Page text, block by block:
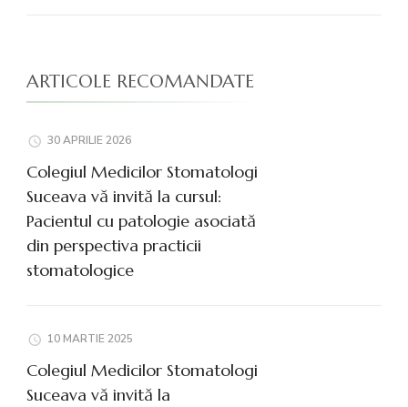
ARTICOLE RECOMANDATE
30 APRILIE 2026
Colegiul Medicilor Stomatologi
Suceava vă invită la cursul:
Pacientul cu patologie asociată
din perspectiva practicii
stomatologice
10 MARTIE 2025
Colegiul Medicilor Stomatologi
Suceava vă invită la